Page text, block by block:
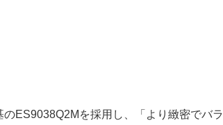
のES9038Q2Mを採用し、「より緻密でバラ